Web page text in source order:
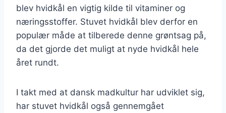
blev hvidkål en vigtig kilde til vitaminer og
næringsstoffer. Stuvet hvidkål blev derfor en
populær måde at tilberede denne grøntsag på,
da det gjorde det muligt at nyde hvidkål hele
året rundt.
I takt med at dansk madkultur har udviklet sig,
har stuvet hvidkål også gennemgået